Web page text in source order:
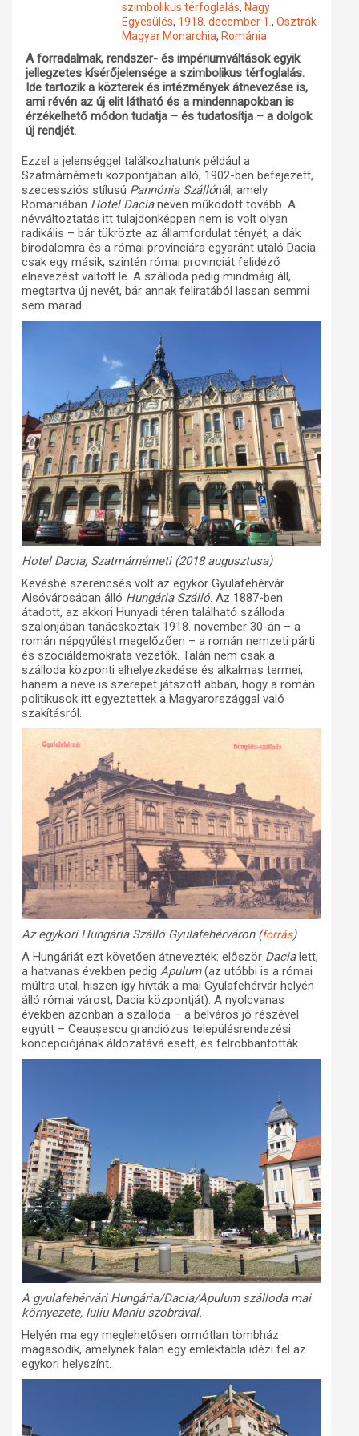
Műhelymunkák
szimbolikus térfoglalás, Nagy
Egyesülés, 1918. december 1. , Osztrák-
Magyar Monarchia, Románia
A forradalmak, rendszer- és impériumváltások egyik
jellegzetes kísérőjelensége a szimbolikus térfoglalás.
Ide tartozik a közterek és intézmények átnevezése is,
ami révén az új elit látható és a mindennapokban is
érzékelhető módon tudatja – és tudatosítja – a dolgok
új rendjét.
Ezzel a jelenséggel találkozhatunk például a
Szatmárnémeti központjában álló, 1902-ben befejezett,
szecessziós stílusú Pannónia Szállónál, amely
Romániában Hotel Dacianéven működött tovább. A
névváltoztatás itt tulajdonképpen nem is volt olyan
radikális – bár tükrözte az államfordulat tényét, a dák
birodalomra és a római provinciára egyaránt utaló Dacia
csak egy másik, szintén római provinciát felidéző
elnevezést váltott le. A szálloda pedig mindmáig áll,
megtartva új nevét, bár annak feliratából lassan semmi
sem marad…
Hotel Dacia, Szatmárnémeti (2018 augusztusa)
Kevésbé szerencsés volt az egykor Gyulafehérvár
Alsóvárosában álló Hungária Szálló. Az 1887-ben
átadott, az akkori Hunyadi téren található szálloda
szalonjában tanácskoztak 1918. november 30-án – a
román népgyűlést megelőzően – a román nemzeti párti
és szociáldemokrata vezetők. Talán nem csak a
szálloda központi elhelyezkedése és alkalmas termei,
hanem a neve is szerepet játszott abban, hogy a román
politikusok itt egyeztettek a Magyarországgal való
szakításról.
Az egykori Hungária Szálló Gyulafehérváron (forrás)
A Hungáriát ezt követően átnevezték: először Dacialett,
a hatvanas években pedig Apulum(az utóbbi is a római
múltra utal, hiszen így hívták a mai Gyulafehérvár helyén
álló római várost, Dacia központját). A nyolcvanas
években azonban a szálloda – a belváros jó részével
együtt – Ceaușescu grandiózus településrendezési
koncepciójának áldozatává esett, és felrobbantották.
A gyulafehérvári Hungária/Dacia/Apulum szálloda mai
környezete, Iuliu Maniu szobrával.
Helyén ma egy meglehetősen ormótlan tömbház
magasodik, amelynek falán egy emléktábla idézi fel az
egykori helyszínt.